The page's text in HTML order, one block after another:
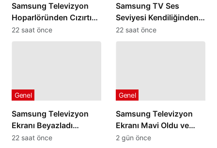
Samsung Televizyon
Hoparlöründen Cızırtı
veya Patlama Sesi
Geliyorsa
22 saat önce
Samsung TV Ses
Seviyesi Kendiliğinden
Artıp Azalıyorsa
22 saat önce
Samsung Televizyon
Ekranı Beyazladı
Görüntü Kaybolduysa
Genel
22 saat önce
Samsung Televizyon
Ekranı Mavi Oldu ve
Düzelmiyorsa
Genel
2 gün önce